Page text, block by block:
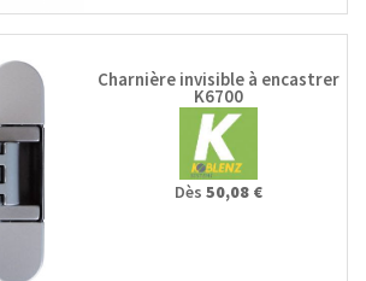
Charnière invisible à encastrer
K6700
Dès 50,08 €